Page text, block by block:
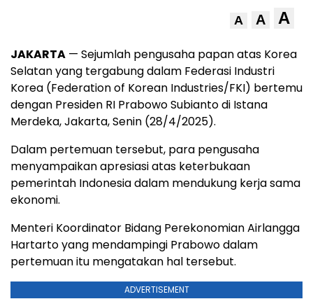
A A A
JAKARTA — Sejumlah pengusaha papan atas Korea
Selatan yang tergabung dalam Federasi Industri
Korea (Federation of Korean Industries/FKI) bertemu
dengan Presiden RI Prabowo Subianto di Istana
Merdeka, Jakarta, Senin (28/4/2025).
Dalam pertemuan tersebut, para pengusaha
menyampaikan apresiasi atas keterbukaan
pemerintah Indonesia dalam mendukung kerja sama
ekonomi.
Menteri Koordinator Bidang Perekonomian Airlangga
Hartarto yang mendampingi Prabowo dalam
pertemuan itu mengatakan hal tersebut.
ADVERTISEMENT